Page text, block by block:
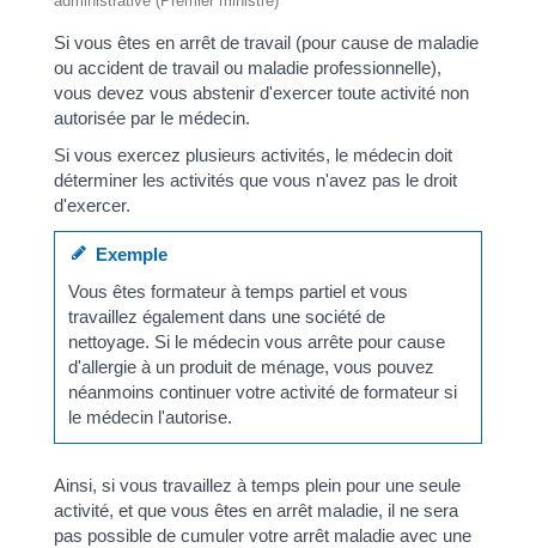
Si vous êtes en arrêt de travail (pour cause de maladie
ou accident de travail ou maladie professionnelle),
vous devez vous abstenir d'exercer toute activité non
autorisée par le médecin.
Si vous exercez plusieurs activités, le médecin doit
déterminer les activités que vous n'avez pas le droit
d'exercer.
Exemple
Vous êtes formateur à temps partiel et vous
travaillez également dans une société de
nettoyage. Si le médecin vous arrête pour cause
d'allergie à un produit de ménage, vous pouvez
néanmoins continuer votre activité de formateur si
le médecin l'autorise.
Ainsi, si vous travaillez à temps plein pour une seule
activité, et que vous êtes en arrêt maladie, il ne sera
pas possible de cumuler votre arrêt maladie avec une